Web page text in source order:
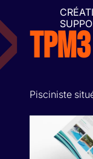
Pisciniste